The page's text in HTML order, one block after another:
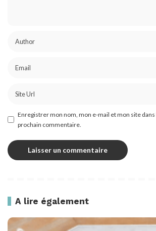
Enregistrer mon nom, mon e-mail et mon site
prochain commentaire.
A lire également